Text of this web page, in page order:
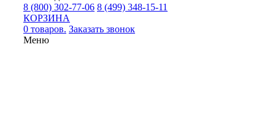
8 (800) 302-77-06 8 (499) 348-15-11
КОРЗИНА
0 товаров. Заказать звонок
Меню